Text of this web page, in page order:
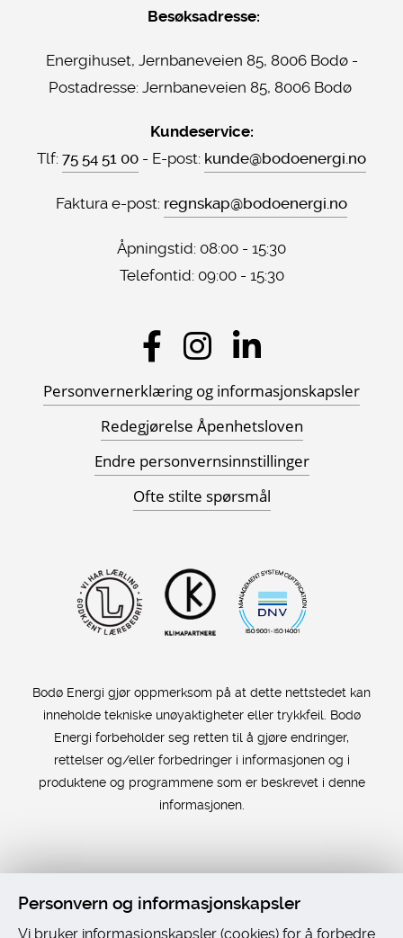
Personvern og informasjonskapsler
Vi bruker informasjonskapsler (cookies) for å forbedre
Besøksadresse:
Energihuset, Jernbaneveien 85, 8006 Bodø -
Postadresse: Jernbaneveien 85, 8006 Bodø
Kundeservice:
Tlf: 75 54 51 00 - E-post: kunde@bodoenergi.no
Faktura e-post: regnskap@bodoenergi.no
Åpningstid: 08:00 - 15:30
Telefontid: 09:00 - 15:30
Personvernerklæring og informasjonskapsler
Redegjørelse Åpenhetsloven
Endre personvernsinnstillinger
Ofte stilte spørsmål
Bodø Energi gjør oppmerksom på at dette nettstedet kan
inneholde tekniske unøyaktigheter eller trykkfeil. Bodø
Energi forbeholder seg retten til å gjøre endringer,
rettelser og/eller forbedringer i informasjonen og i
produktene og programmene som er beskrevet i denne
informasjonen.
Universelt utformet nettside fra Digitalt Byrå